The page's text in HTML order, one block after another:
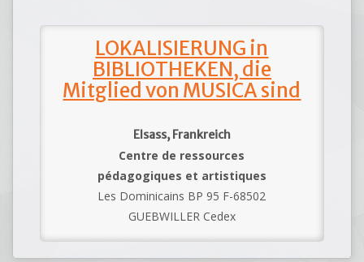
LOKALISIERUNG in
BIBLIOTHEKEN, die
Mitglied von MUSICA sind
Elsass, Frankreich
Centre de ressources
pédagogiques et artistiques
Les Dominicains BP 95 F-68502
GUEBWILLER Cedex